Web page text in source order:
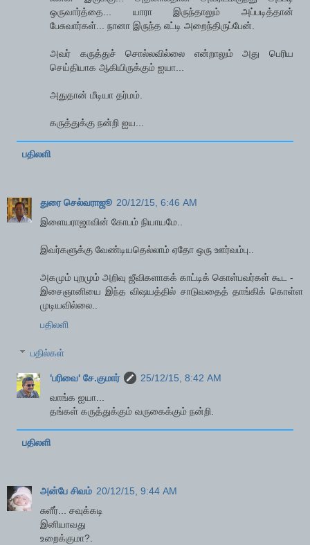
ஒருவார்த்தை... யாரா இருந்தாலும் அப்படித்தான்
பேசுவார்கள்... நானா இருந்த எட்டி அறைந்திருப்பேன்.
அவர் கருத்துச் சொல்லவில்லை என்றாலும் அது பெரிய
செய்தியாக ஆகியிருக்கும் ஐயா...
அதுதான் மீடியா தர்மம்.
கருத்துக்கு நன்றி ஐய...
பதிலளி
துரை செல்வராஜூ 20/12/15, 6:46 AM
இளையராஜாவின் கோபம் நியாயமே..
இவர்களுக்கு வேண்டியதெல்லாம் ஏதோ ஒரு ஊர்வம்பு..
அகமும் புறமும் அறிவு ஜீவிகளாகக் காட்டிக் கொள்பவர்கள் கூட -
இசைஞானியை இந்த விஷயத்தில் சாடுவதைத் தாங்கிக் கொள்ள
முடியவில்லை..
பதிலளி
பதில்கள்
'பரிவை' சே.குமார்
25/12/15, 8:42 AM
வாங்க ஐயா...
தங்கள் கருத்துக்கும் வருகைக்கும் நன்றி.
பதிலளி
அன்பே சிவம் 20/12/15, 9:44 AM
சுளீர்... சவுக்கடி
இனியாவது
உறைக்குமா?.